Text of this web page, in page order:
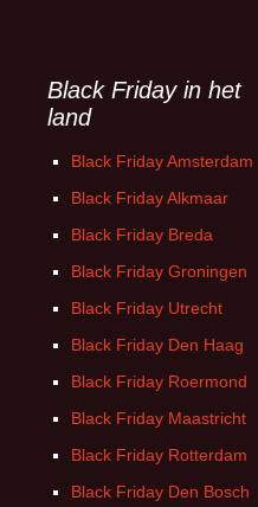
Black Friday in het
land
Black Friday Amsterdam
Black Friday Alkmaar
Black Friday Breda
Black Friday Groningen
Black Friday Utrecht
Black Friday Den Haag
Black Friday Roermond
Black Friday Maastricht
Black Friday Rotterdam
Black Friday Den Bosch